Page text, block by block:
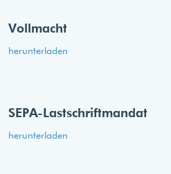
Vollmacht
herunterladen
SEPA-Lastschriftmandat
herunterladen